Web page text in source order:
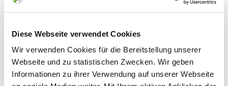
Diese Webseite verwendet Cookies
Wir verwenden Cookies für die Bereitstellung unserer
Webseite und zu statistischen Zwecken. Wir geben
Informationen zu ihrer Verwendung auf unserer Webseite
gebührenfrei
Konferenzraum
Krankenhausstraße 42, 50354 Hürth